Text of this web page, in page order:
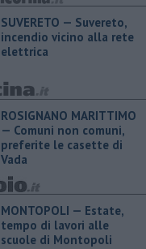
SUVERETO — Suvereto,
incendio vicino alla rete
elettrica
ROSIGNANO MARITTIMO
— Comuni non comuni,
preferite le casette di
Vada
MONTOPOLI — Estate,
tempo di lavori alle
scuole di Montopoli